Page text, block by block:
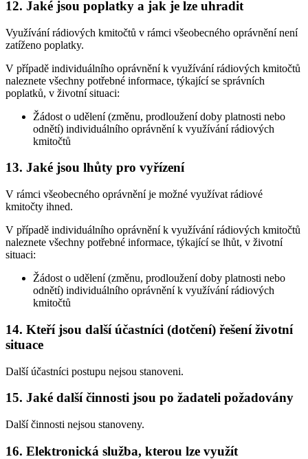
12. Jaké jsou poplatky a jak je lze uhradit
Využívání rádiových kmitočtů v rámci všeobecného oprávnění není
zatíženo poplatky.
V případě individuálního oprávnění k využívání rádiových kmitočtů
naleznete všechny potřebné informace, týkající se správních
poplatků, v životní situaci:
Žádost o udělení (změnu, prodloužení doby platnosti nebo
odnětí) individuálního oprávnění k využívání rádiových
kmitočtů
13. Jaké jsou lhůty pro vyřízení
V rámci všeobecného oprávnění je možné využívat rádiové
kmitočty ihned.
V případě individuálního oprávnění k využívání rádiových kmitočtů
naleznete všechny potřebné informace, týkající se lhůt, v životní
situaci:
Žádost o udělení (změnu, prodloužení doby platnosti nebo
odnětí) individuálního oprávnění k využívání rádiových
kmitočtů
14. Kteří jsou další účastníci (dotčení) řešení životní
situace
Další účastníci postupu nejsou stanoveni.
15. Jaké další činnosti jsou po žadateli požadovány
Další činnosti nejsou stanoveny.
16. Elektronická služba, kterou lze využít